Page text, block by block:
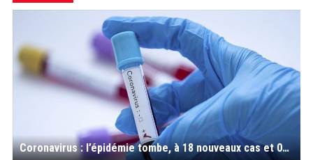
Coronavirus : l’épidémie tombe, à 18 nouveaux cas et 01 décès ces dernières 24 heures ; les voyants au vert